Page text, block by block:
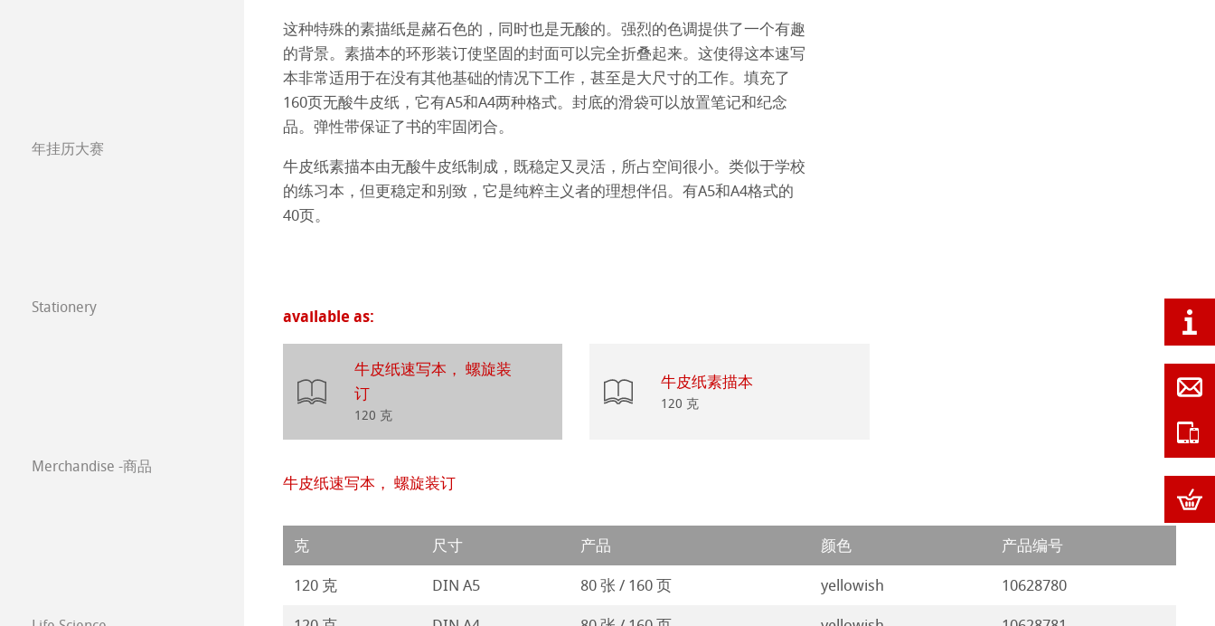
艺术画布
如何安装ICC文件
较早型号的打印机
Harman by Hahnemuehle
联系我们
FineArt 相册 & QT Albums
内姆勒FineArt喷墨亚麻布相册
QT Albums x Hahnemühle
保护及认证
哈内姆勒 Platinum Rag铂金印相纸
Classical Printing Methods
Studio & Decor
The Collection
The Collection - Watercolour
The Collection - Ingres Pastel
The Collection - Sketch
竹纤维Natural Line系列美术纸
系列水彩纸
Watercolour Books
The Collection
Harmony & Expression
Hahnemühle Sketch Paper
Hahnemühle 素描纸
漫画/平面设计/插画
Classical Printing Methods
技术绘图纸
等轴纸
Co-Branding Products
年挂历大赛
年挂历大赛2026
年挂历大赛2025
Paintings 2022
Paintings 2021
Paintings 2020
Paintings 2019
Paintings 2018
Paintings 2017
Stationery
FineNotes by Hahnemühle
Stationery FineArt
Co-Branding
Merchandise -商品
这种特殊的素描纸是赭石色的，同时也是无酸的。强烈的色调提供了一个有趣
的背景。素描本的环形装订使坚固的封面可以完全折叠起来。这使得这本速写
本非常适用于在没有其他基础的情况下工作，甚至是大尺寸的工作。填充了
160页无酸牛皮纸，它有A5和A4两种格式。封底的滑袋可以放置笔记和纪念
品。弹性带保证了书的牢固闭合。
牛皮纸素描本由无酸牛皮纸制成，既稳定又灵活，所占空间很小。类似于学校
的练习本，但更稳定和别致，它是纯粹主义者的理想伴侣。有A5和A4格式的
40页。
available as:
牛皮纸速写本， 螺旋装
订
120 克
牛皮纸素描本
120 克
牛皮纸速写本， 螺旋装订
克 尺寸 产品 颜色 产品编号
120 克 DIN A5 80 张 / 160 页 yellowish 10628780